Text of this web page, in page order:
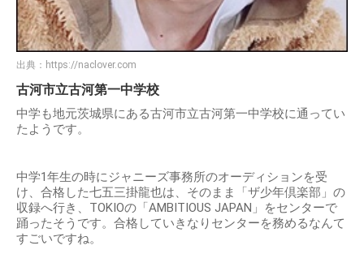
出典： https://naclover.com
古河市立古河第一中学校
中学も地元茨城県にある古河市立古河第一中学校に通ってい
たようです。
中学1年生の時にジャニーズ事務所のオーディションを受
け、合格した七五三掛龍也は、そのまま「ザ少年倶楽部」の
収録へ行き、TOKIOの「AMBITIOUS JAPAN」をセンターで
踊ったそうです。合格していきなりセンターを務めるなんて
すごいですね。